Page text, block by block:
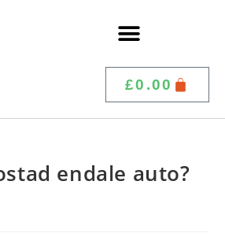
£0.00
endale auto?